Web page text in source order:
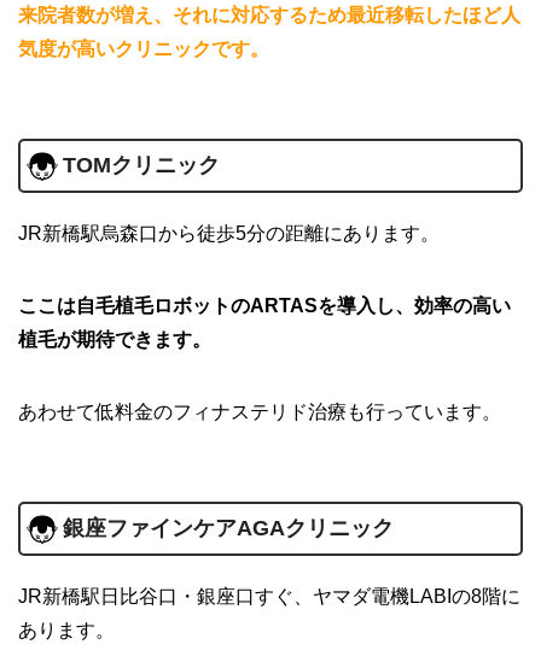
来院者数が増え、それに対応するため最近移転したほど人
気度が高いクリニックです。
TOMクリニック
JR新橋駅烏森口から徒歩5分の距離にあります。
ここは自毛植毛ロボットのARTASを導入し、効率の高い
植毛が期待できます。
あわせて低料金のフィナステリド治療も行っています。
銀座ファインケアAGAクリニック
JR新橋駅日比谷口・銀座口すぐ、ヤマダ電機LABIの8階に
あります。